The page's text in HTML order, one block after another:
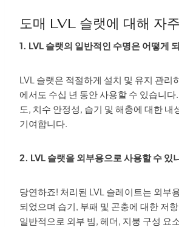
도매 LVL 슬랫에 대해 자
1. LVL 슬랫의 일반적인 수명은 어떻게
LVL 슬랫은 적절하게 설치 및 유지 관리
에서도 수십 년 동안 사용할 수 있습니
도, 치수 안정성, 습기 및 해충에 대한 내
기여합니다.
2. LVL 슬랫을 외부용으로 사용할 수 있
당연하죠! 처리된 LVL 슬레이트는 외부
되었으며 습기, 부패 및 곤충에 대한 저
일반적으로 외부 빔, 헤더, 지붕 구성 요